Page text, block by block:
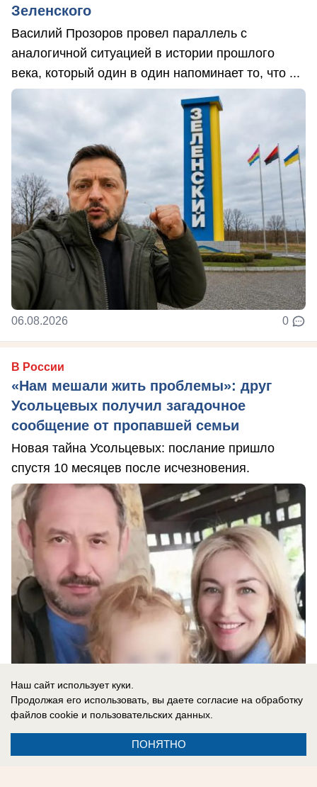
Зеленского
Василий Прозоров провел параллель с
аналогичной ситуацией в истории прошлого
века, который один в один напоминает то, что ...
06.08.2026 0
В России
«Нам мешали жить проблемы»: друг
Усольцевых получил загадочное
сообщение от пропавшей семьи
Новая тайна Усольцевых: послание пришло
спустя 10 месяцев после исчезновения.
06.08.2026
Наш сайт использует куки.
Продолжая его использовать, вы даете согласие на обработку
файлов cookie и пользовательских данных.
ПОНЯТНО